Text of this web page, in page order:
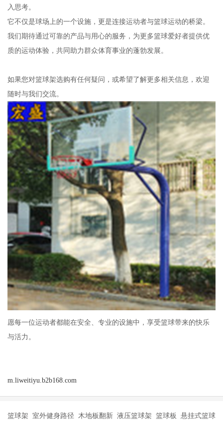
入思考。
它不仅是球场上的一个设施，更是连接运动者与篮球运动的桥梁。
我们期待通过可靠的产品与用心的服务，为更多篮球爱好者提供优
质的运动体验，共同助力群众体育事业的蓬勃发展。
如果您对篮球架选购有任何疑问，或希望了解更多相关信息，欢迎
随时与我们交流。
愿每一位运动者都能在安全、专业的设施中，享受篮球带来的快乐
与活力。
m.liweitiyu.b2b168.com
篮球架 室外健身路径 木地板翻新 液压篮球架 篮球板 悬挂式篮球